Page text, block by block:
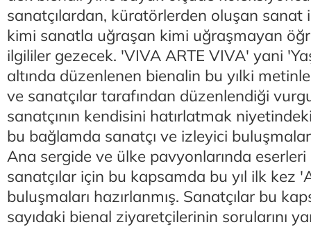
sanatçılardan, küratörlerden oluşan sanat
kimi sanatla uğraşan kimi uğraşmayan
ilgililer gezecek. 'VIVA ARTE VIVA' yani
altında düzenlenen bienalin bu yılki
ve sanatçılar tarafından düzenlendiği
sanatçının kendisini hatırlatmak
bu bağlamda sanatçı ve izleyici
Ana sergide ve ülke pavyonlarında
sanatçılar için bu kapsamda bu yıl ilk kez
buluşmaları hazırlanmış. Sanatçılar bu
sayıdaki bienal ziyaretçilerinin sorularını